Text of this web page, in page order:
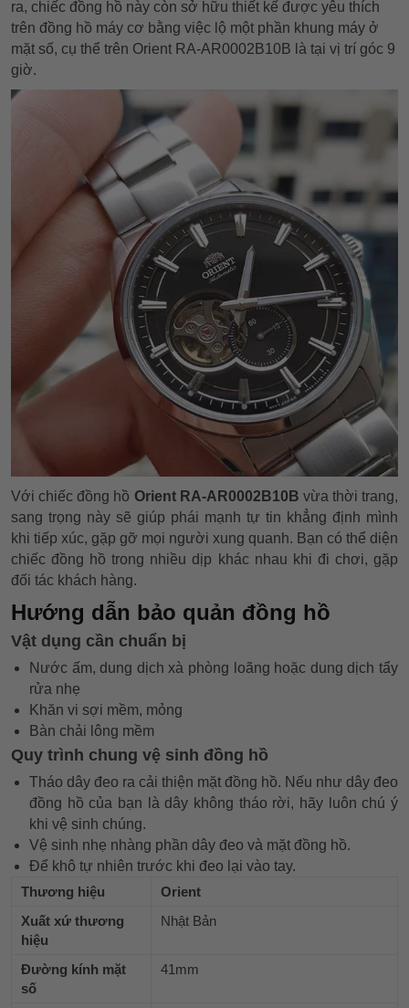
ra, chiếc đồng hồ này còn sở hữu thiết kế được yêu thích
trên đồng hồ máy cơ bằng việc lộ một phần khung máy ở
mặt số, cụ thể trên Orient RA-AR0002B10B là tại vị trí góc 9
giờ.
Với chiếc đồng hồ Orient RA-AR0002B10B vừa thời trang,
sang trọng này sẽ giúp phái mạnh tự tin khẳng định mình
khi tiếp xúc, gặp gỡ mọi người xung quanh. Bạn có thể diện
chiếc đồng hồ trong nhiều dịp khác nhau khi đi chơi, gặp
đối tác khách hàng.
Hướng dẫn bảo quản đồng hồ
Vật dụng cần chuẩn bị
Nước ấm, dung dịch xà phòng loãng hoặc dung dịch tẩy
rửa nhẹ
Khăn vi sợi mềm, mỏng
Bàn chải lông mềm
Quy trình chung vệ sinh đồng hồ
Tháo dây đeo ra cải thiện mặt đồng hồ. Nếu như dây đeo
đồng hồ của bạn là dây không tháo rời, hãy luôn chú ý
khi vệ sinh chúng.
Vệ sinh nhẹ nhàng phần dây đeo và mặt đồng hồ.
Để khô tự nhiên trước khi đeo lại vào tay.
Thương hiệu
Orient
Xuất xứ thương
hiệu
Nhật Bản
Đường kính mặt
số
41mm